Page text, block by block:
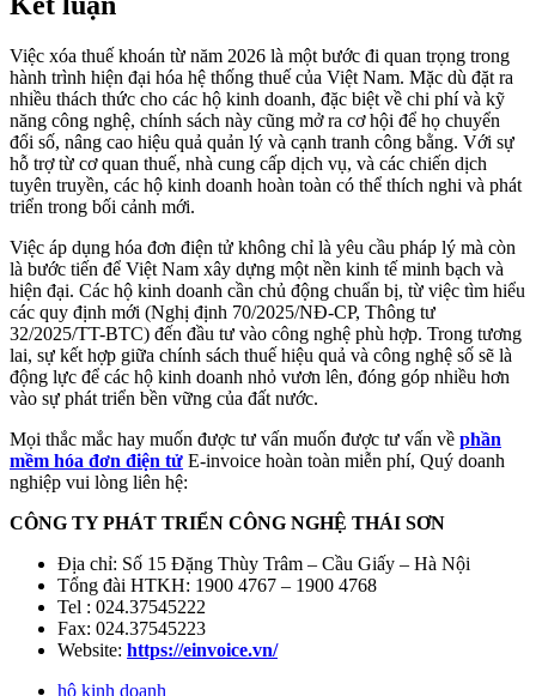
Việc xóa thuế khoán từ năm 2026 là một bước đi quan trọng trong
hành trình hiện đại hóa hệ thống thuế của Việt Nam. Mặc dù đặt ra
nhiều thách thức cho các hộ kinh doanh, đặc biệt về chi phí và kỹ
năng công nghệ, chính sách này cũng mở ra cơ hội để họ chuyển
đổi số, nâng cao hiệu quả quản lý và cạnh tranh công bằng. Với sự
hỗ trợ từ cơ quan thuế, nhà cung cấp dịch vụ, và các chiến dịch
tuyên truyền, các hộ kinh doanh hoàn toàn có thể thích nghi và phát
triển trong bối cảnh mới.
Việc áp dụng hóa đơn điện tử không chỉ là yêu cầu pháp lý mà còn
là bước tiến để Việt Nam xây dựng một nền kinh tế minh bạch và
hiện đại. Các hộ kinh doanh cần chủ động chuẩn bị, từ việc tìm hiểu
các quy định mới (Nghị định 70/2025/NĐ-CP, Thông tư
32/2025/TT-BTC) đến đầu tư vào công nghệ phù hợp. Trong tương
lai, sự kết hợp giữa chính sách thuế hiệu quả và công nghệ số sẽ là
động lực để các hộ kinh doanh nhỏ vươn lên, đóng góp nhiều hơn
vào sự phát triển bền vững của đất nước.
Mọi thắc mắc hay muốn được tư vấn muốn được tư vấn về phần
mềm hóa đơn điện tử E-invoice hoàn toàn miễn phí, Quý doanh
nghiệp vui lòng liên hệ:
CÔNG TY PHÁT TRIỂN CÔNG NGHỆ THÁI SƠN
Địa chỉ: Số 15 Đặng Thùy Trâm – Cầu Giấy – Hà Nội
Tổng đài HTKH: 1900 4767 – 1900 4768
Tel : 024.37545222
Fax: 024.37545223
Website: https://einvoice.vn/
hộ kinh doanh